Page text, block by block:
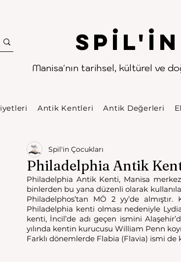
Manisa'nın tarihsel, kültürel ve
. .
Antik Kentleri Antik Değerleri
Philadelphia Antik
Spil'in Çocukları
Philadelphia Antik Kenti, Manisa
binlerden bu yana düzenli olarak
Philadelphos’tan MÖ 2 yy’de
Philadelphia kenti olması nedeniyle
kenti, İncil’de adı geçen ismini
yılında kentin kurucusu William Penn
Farklı dönemlerde Flabia (Flavia) ismi de